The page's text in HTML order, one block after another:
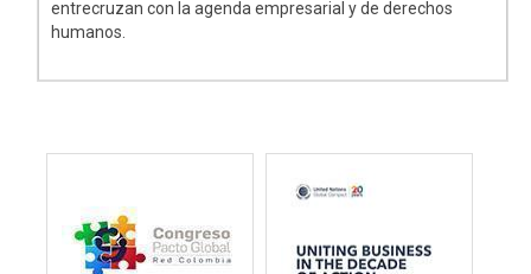
entrecruzan con la agenda empresarial y de derechos
humanos.